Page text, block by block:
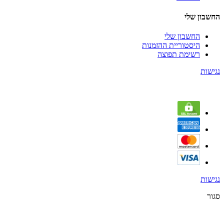
החשבון שלי
החשבון שלי
היסטוריית ההזמנות
רשימת תפוצה
נגישות
נגישות
סגור